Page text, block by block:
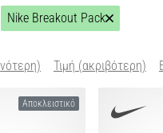
Nike Breakout Pack
Τιμή (ακριβότερη)
Αποκλειστικό